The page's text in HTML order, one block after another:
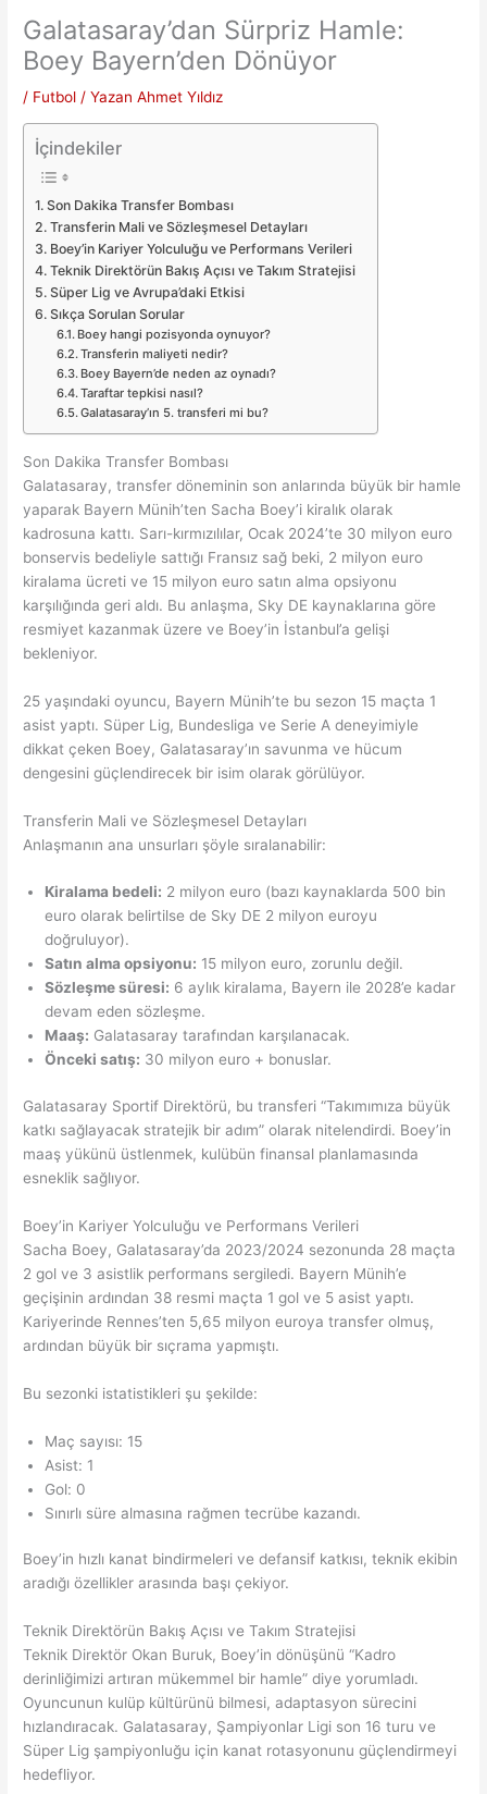
Galatasaray’dan Sürpriz Hamle:
Boey Bayern’den Dönüyor
/ Futbol / Yazan Ahmet Yıldız
İçindekiler
Son Dakika Transfer Bombası
Transferin Mali ve Sözleşmesel Detayları
Boey’in Kariyer Yolculuğu ve Performans Verileri
Teknik Direktörün Bakış Açısı ve Takım Stratejisi
Süper Lig ve Avrupa’daki Etkisi
Sıkça Sorulan Sorular
Boey hangi pozisyonda oynuyor?
Transferin maliyeti nedir?
Boey Bayern’de neden az oynadı?
Taraftar tepkisi nasıl?
Galatasaray’ın 5. transferi mi bu?
Son Dakika Transfer Bombası
Galatasaray, transfer döneminin son anlarında büyük bir hamle
yaparak Bayern Münih’ten Sacha Boey’i kiralık olarak
kadrosuna kattı. Sarı-kırmızılılar, Ocak 2024’te 30 milyon euro
bonservis bedeliyle sattığı Fransız sağ beki, 2 milyon euro
kiralama ücreti ve 15 milyon euro satın alma opsiyonu
karşılığında geri aldı. Bu anlaşma, Sky DE kaynaklarına göre
resmiyet kazanmak üzere ve Boey’in İstanbul’a gelişi
bekleniyor.
25 yaşındaki oyuncu, Bayern Münih’te bu sezon 15 maçta 1
asist yaptı. Süper Lig, Bundesliga ve Serie A deneyimiyle
dikkat çeken Boey, Galatasaray’ın savunma ve hücum
dengesini güçlendirecek bir isim olarak görülüyor.
Transferin Mali ve Sözleşmesel Detayları
Anlaşmanın ana unsurları şöyle sıralanabilir:
Kiralama bedeli: 2 milyon euro (bazı kaynaklarda 500 bin
euro olarak belirtilse de Sky DE 2 milyon euroyu
doğruluyor).
Satın alma opsiyonu: 15 milyon euro, zorunlu değil.
Sözleşme süresi: 6 aylık kiralama, Bayern ile 2028’e kadar
devam eden sözleşme.
Maaş: Galatasaray tarafından karşılanacak.
Önceki satış: 30 milyon euro + bonuslar.
Galatasaray Sportif Direktörü, bu transferi “Takımımıza büyük
katkı sağlayacak stratejik bir adım” olarak nitelendirdi. Boey’in
maaş yükünü üstlenmek, kulübün finansal planlamasında
esneklik sağlıyor.
Boey’in Kariyer Yolculuğu ve Performans Verileri
Sacha Boey, Galatasaray’da 2023/2024 sezonunda 28 maçta
2 gol ve 3 asistlik performans sergiledi. Bayern Münih’e
geçişinin ardından 38 resmi maçta 1 gol ve 5 asist yaptı.
Kariyerinde Rennes’ten 5,65 milyon euroya transfer olmuş,
ardından büyük bir sıçrama yapmıştı.
Bu sezonki istatistikleri şu şekilde:
Maç sayısı: 15
Asist: 1
Gol: 0
Sınırlı süre almasına rağmen tecrübe kazandı.
Boey’in hızlı kanat bindirmeleri ve defansif katkısı, teknik ekibin
aradığı özellikler arasında başı çekiyor.
Teknik Direktörün Bakış Açısı ve Takım Stratejisi
Teknik Direktör Okan Buruk, Boey’in dönüşünü “Kadro
derinliğimizi artıran mükemmel bir hamle” diye yorumladı.
Oyuncunun kulüp kültürünü bilmesi, adaptasyon sürecini
hızlandıracak. Galatasaray, Şampiyonlar Ligi son 16 turu ve
Süper Lig şampiyonluğu için kanat rotasyonunu güçlendirmeyi
hedefliyor.